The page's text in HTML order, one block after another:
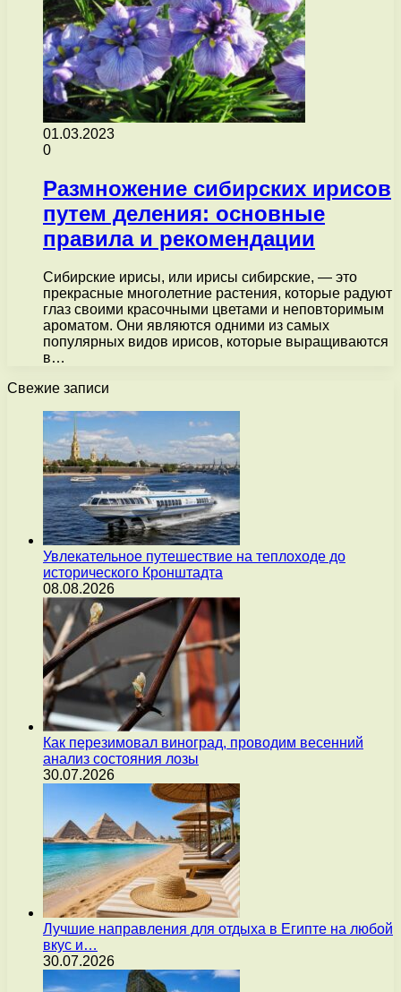
01.03.2023
0
Размножение сибирских ирисов
путем деления: основные
правила и рекомендации
Сибирские ирисы, или ирисы сибирские, — это
прекрасные многолетние растения, которые радуют
глаз своими красочными цветами и неповторимым
ароматом. Они являются одними из самых
популярных видов ирисов, которые выращиваются
в…
Свежие записи
Увлекательное путешествие на теплоходе до
исторического Кронштадта
08.08.2026
Как перезимовал виноград, проводим весенний
анализ состояния лозы
30.07.2026
Лучшие направления для отдыха в Египте на любой
вкус и…
30.07.2026